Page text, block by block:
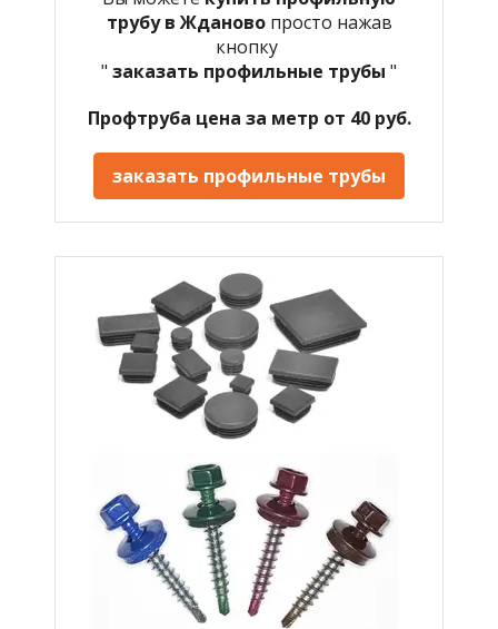
трубу в Жданово просто нажав
кнопку
" заказать профильные трубы "
Профтруба цена за метр от 40 руб.
заказать профильные трубы